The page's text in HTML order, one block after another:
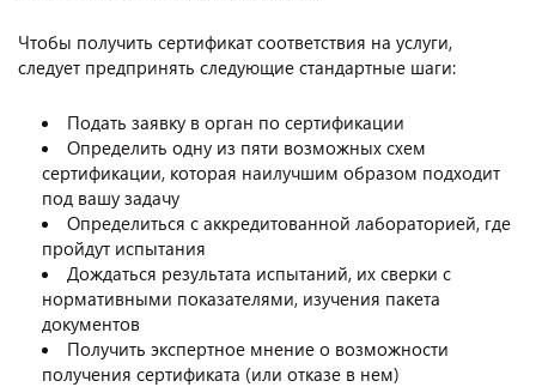
Чтобы получить сертификат соответствия на услуги,
следует предпринять следующие стандартные шаги:
Подать заявку в орган по сертификации
Определить одну из пяти возможных схем
сертификации, которая наилучшим образом подходит
под вашу задачу
Определиться с аккредитованной лабораторией, где
пройдут испытания
Дождаться результата испытаний, их сверки с
нормативными показателями, изучения пакета
документов
Получить экспертное мнение о возможности
получения сертификата (или отказе в нем)